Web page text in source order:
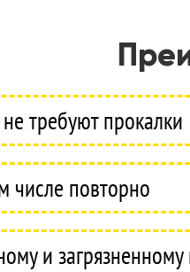
требуют прокалки
числе повторно
и загрязненному